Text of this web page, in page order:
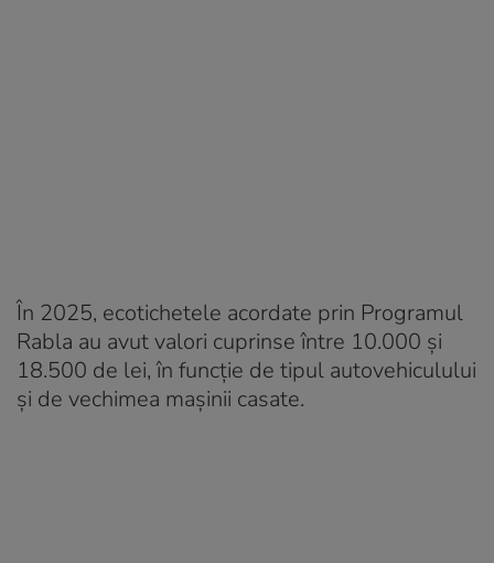
În 2025, ecotichetele acordate prin Programul
Rabla au avut valori cuprinse între 10.000 și
18.500 de lei, în funcție de tipul autovehiculului
și de vechimea mașinii casate.